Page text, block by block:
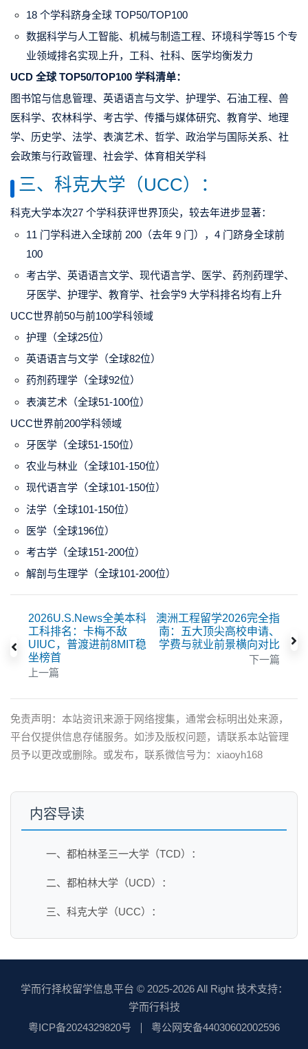
18 个学科跻身全球 TOP50/TOP100
数据科学与人工智能、机械与制造工程、环境科学等15 个专
业领域排名实现上升，工科、社科、医学均衡发力
UCD 全球 TOP50/TOP100 学科清单：
图书馆与信息管理、英语语言与文学、护理学、石油工程、兽
医科学、农林科学、考古学、 传播与媒体研究、教育学、地理
学、历史学、法学、表演艺术、哲学、政治学与国际关系、社
会政策与行政管理、社会学、体育相关学科
三、科克大学（UCC）：
科克大学本次27 个学科获评世界顶尖，较去年进步显著：
11 门学科进入全球前 200（去年 9 门），4 门跻身全球前
100
考古学、英语语言文学、现代语言学、医学、药剂药理学、
牙医学、护理学、教育学、社会学9 大学科排名均有上升
UCC世界前50与前100学科领域
护理（全球25位）
英语语言与文学（全球82位）
药剂药理学（全球92位）
表演艺术（全球51-100位）
UCC世界前200学科领域
牙医学（全球51-150位）
农业与林业（全球101-150位）
现代语言学（全球101-150位）
法学（全球101-150位）
医学（全球196位）
考古学（全球151-200位）
解剖与生理学（全球101-200位）
2026U.S.News全美本科
工科排名：卡梅不敌
UIUC，普渡进前8MIT稳
坐榜首
上一篇
澳洲工程留学2026完全指
南：五大顶尖高校申请、
学费与就业前景横向对比
下一篇
免责声明：本站资讯来源于网络搜集，通常会标明出处来源，
平台仅提供信息存储服务。如涉及版权问题，请联系本站管理
员予以更改或删除。或发布，联系微信号为：xiaoyh168
内容导读
一、都柏林圣三一大学（TCD）：
二、都柏林大学（UCD）：
三、科克大学（UCC）：
学而行择校留学信息平台 © 2025-2026 All Right 技术支持：
学而行科技
粤ICP备2024329820号
粤公网安备44030602002596